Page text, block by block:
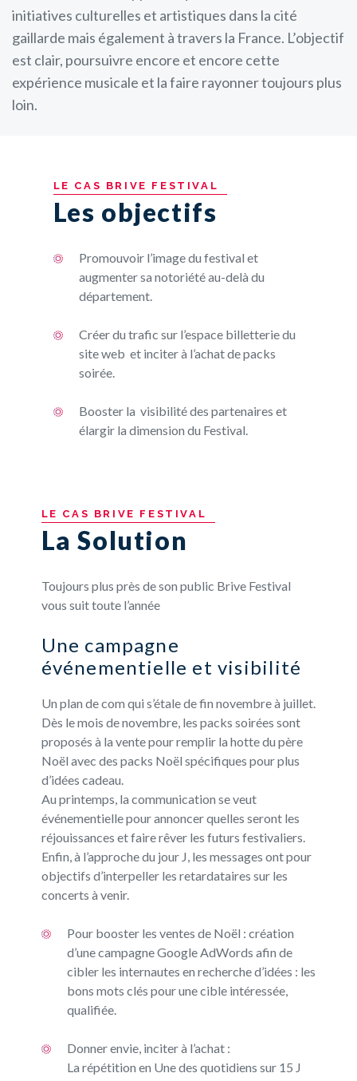
initiatives culturelles et artistiques dans la cité
gaillarde mais également à travers la France. L’objectif
est clair, poursuivre encore et encore cette
expérience musicale et la faire rayonner toujours plus
loin.
LE CAS BRIVE FESTIVAL
Les objectifs
Promouvoir l’image du festival et
augmenter sa notoriété au-delà du
département.
Créer du trafic sur l’espace billetterie du
site web et inciter à l’achat de packs
soirée.
Booster la visibilité des partenaires et
élargir la dimension du Festival.
LE CAS BRIVE FESTIVAL
La Solution
Toujours plus près de son public Brive Festival
vous suit toute l’année
Une campagne
événementielle et visibilité
Un plan de com qui s’étale de fin novembre à juillet.
Dès le mois de novembre, les packs soirées sont
proposés à la vente pour remplir la hotte du père
Noël avec des packs Noël spécifiques pour plus
d’idées cadeau.
Au printemps, la communication se veut
événementielle pour annoncer quelles seront les
réjouissances et faire rêver les futurs festivaliers.
Enfin, à l’approche du jour J, les messages ont pour
objectifs d’interpeller les retardataires sur les
concerts à venir.
Pour booster les ventes de Noël : création
d’une campagne Google AdWords afin de
cibler les internautes en recherche d’idées : les
bons mots clés pour une cible intéressée,
qualifiée.
Donner envie, inciter à l’achat :
La répétition en Une des quotidiens sur 15 J